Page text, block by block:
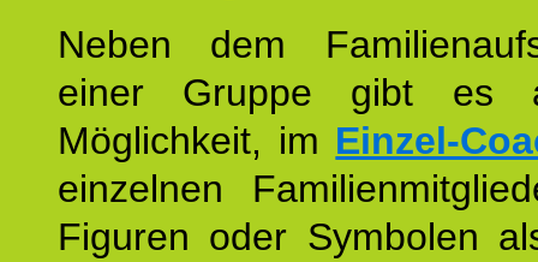
Neben dem
einer Gruppe gibt es
Möglichkeit, im Einzel-
einzelnen
Figuren oder Symbolen